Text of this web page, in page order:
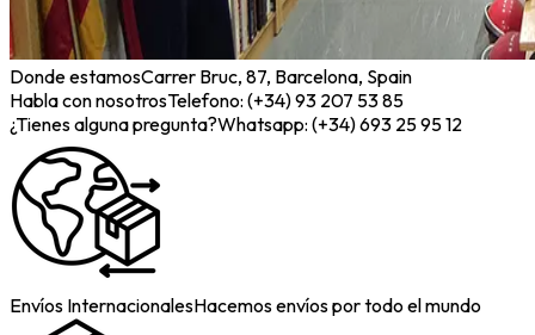
Donde estamosCarrer Bruc, 87, Barcelona, Spain
Habla con nosotrosTelefono: (+34) 93 207 53 85
¿Tienes alguna pregunta?Whatsapp: (+34) 693 25 95 12
Envíos InternacionalesHacemos envíos por todo el mundo